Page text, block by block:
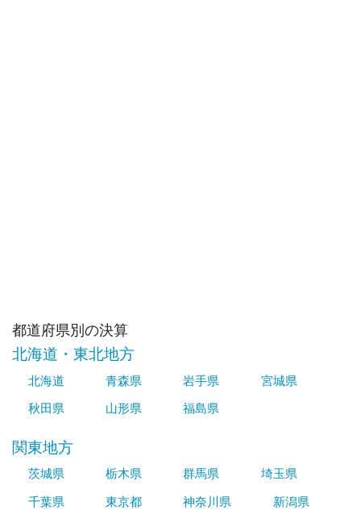
都道府県別の決算
北海道・東北地方
北海道 青森県 岩手県
宮城県
秋田県
山形県 福島県
関東地方
茨城県 栃木県 群馬県
埼玉県
千葉県
東京都 神奈川県
新潟県